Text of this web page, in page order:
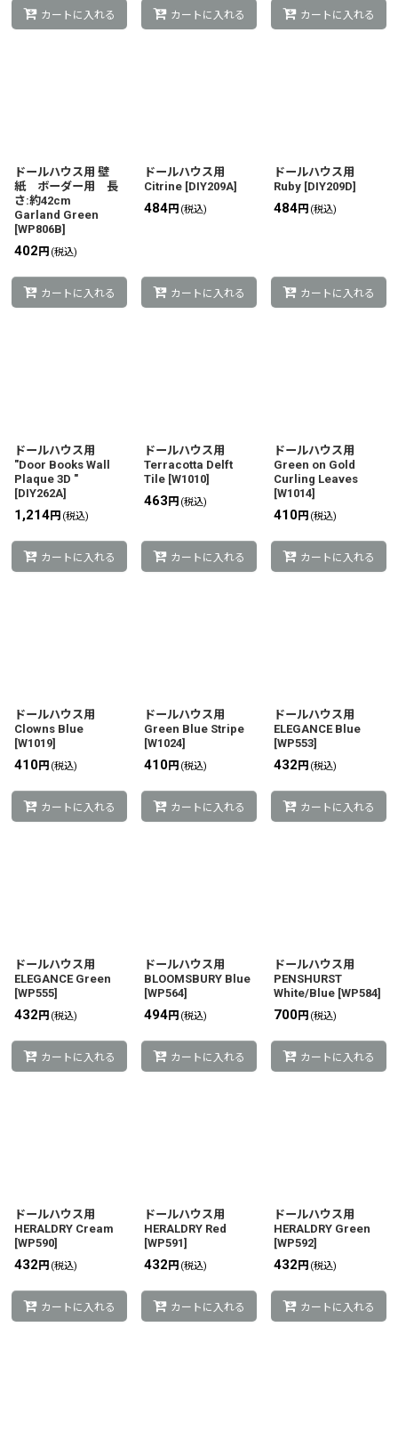
カートに入れる カートに入れる カートに入れる
ドールハウス用 壁
紙 ボーダー用 長
さ:約42cm
Garland Green
[WP806B]
402 円 (税込)
カートに入れる
ドールハウス用
Citrine [DIY209A]
484円 (税込)
カートに入れる
ドールハウス用
Ruby [DIY209D]
484円 (税込)
カートに入れる
ドールハウス用
"Door Books Wall
Plaque 3D "
[DIY262A]
1,214円 (税込)
カートに入れる
ドールハウス用
Terracotta Delft
Tile [W1010]
463 円 (税込)
カートに入れる
ドールハウス用
Green on Gold
Curling Leaves
[W1014]
410円 (税込)
カートに入れる
ドールハウス用
Clowns Blue
[W1019]
410円 (税込)
カートに入れる
ドールハウス用
Green Blue Stripe
[W1024]
410円 (税込)
カートに入れる
ドールハウス用
ELEGANCE Blue
[WP553]
432 円 (税込)
カートに入れる
ドールハウス用
ELEGANCE Green
[WP555]
432 円 (税込)
カートに入れる
ドールハウス用
BLOOMSBURY Blue
[WP564]
494円 (税込)
カートに入れる
ドールハウス用
PENSHURST
White/Blue [WP584]
700円 (税込)
カートに入れる
ドールハウス用
HERALDRY Cream
[WP590]
432 円 (税込)
カートに入れる
ドールハウス用
HERALDRY Red
[WP591]
432 円 (税込)
カートに入れる
ドールハウス用
HERALDRY Green
[WP592]
432 円 (税込)
カートに入れる